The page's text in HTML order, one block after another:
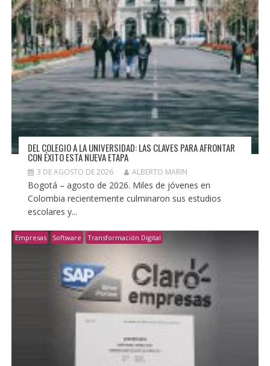
DEL COLEGIO A LA UNIVERSIDAD: LAS CLAVES PARA AFRONTAR
CON ÉXITO ESTA NUEVA ETAPA
3 DE AGOSTO DE 2026 ALBERTO MARIN
Bogotá – agosto de 2026. Miles de jóvenes en
Colombia recientemente culminaron sus estudios
escolares y...
Empresas Software Transformación Digital